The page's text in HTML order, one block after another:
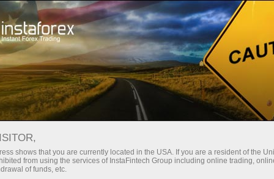
de la cuenta Plataforma comercial
Principiantes Para Inversionistas Para Socios
DEL CONSUMIDOR EN
THOMSON REUTERS
shows that you are currently located in the USA. If you are a resident of the
from using the services of InstaFintech Group including online trading,
of funds, etc.